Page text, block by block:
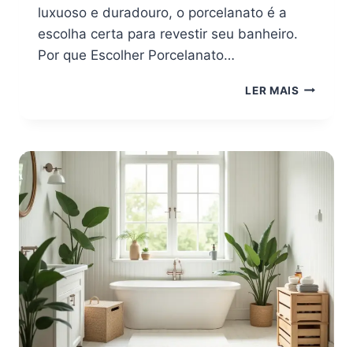
luxuoso e duradouro, o porcelanato é a
escolha certa para revestir seu banheiro.
Por que Escolher Porcelanato…
LER MAIS
SEGREDO